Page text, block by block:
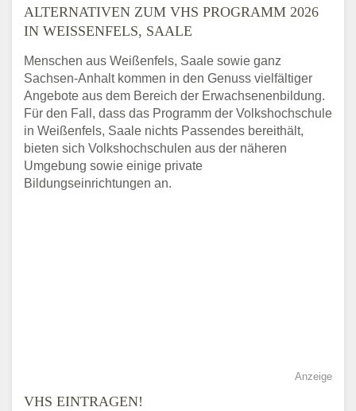
ALTERNATIVEN ZUM VHS PROGRAMM 2026
IN WEISSENFELS, SAALE
Menschen aus Weißenfels, Saale sowie ganz
Sachsen-Anhalt kommen in den Genuss vielfältiger
Angebote aus dem Bereich der Erwachsenenbildung.
Für den Fall, dass das Programm der Volkshochschule
in Weißenfels, Saale nichts Passendes bereithält,
bieten sich Volkshochschulen aus der näheren
Umgebung sowie einige private
Bildungseinrichtungen an.
Anzeige
VHS EINTRAGEN!